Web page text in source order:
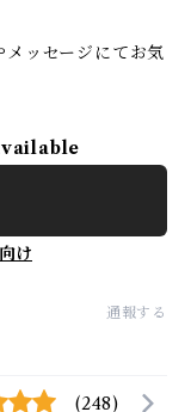
ッセージにてお気
け
通報する
(248)